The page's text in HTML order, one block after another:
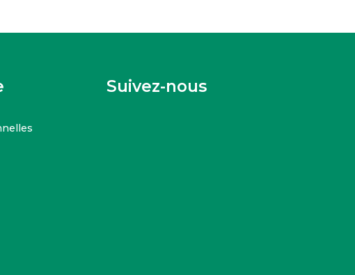
Suivez-nous